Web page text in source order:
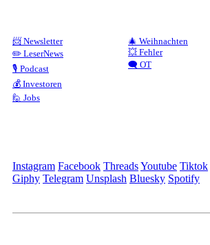
📨 Newsletter
✏️ LeserNews
🎙️ Podcast
💰 Investoren
🙋 Jobs
🎄 Weihnachten
💥 Fehler
🗨️ OT
Instagram Facebook ThreadsYoutube Tiktok
Giphy Telegram Unsplash Bluesky Spotify